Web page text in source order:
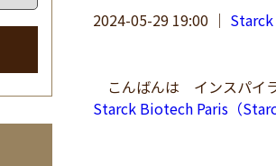
2024-05-29 19:00 ｜
こんばんは インスパイ
Starck Biotech Paris（